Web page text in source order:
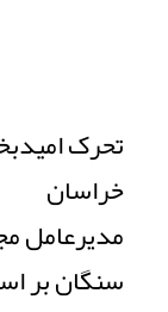
تحرک
خراسان
مدیرعامل
سنگان بر